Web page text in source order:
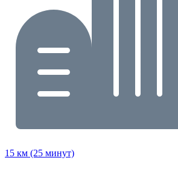
15 км (25 минут)